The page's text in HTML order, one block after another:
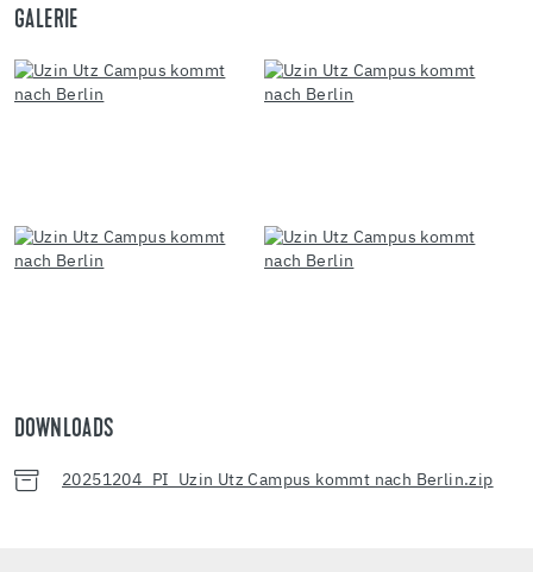
GALERIE
DOWNLOADS
20251204_PI_Uzin Utz Campus kommt nach Berlin.zip